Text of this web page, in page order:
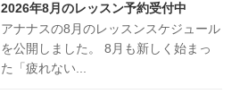
2026年8月のレッスン予約受付中
アナナスの8月のレッスンスケジュール
を公開しました。 8月も新しく始まっ
た「疲れない...